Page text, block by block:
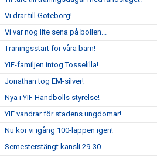
Vi drar till Göteborg!
Vi var nog lite sena på bollen...
Träningsstart för våra barn!
YIF-familjen intog Tosselilla!
Jonathan tog EM-silver!
Nya i YIF Handbolls styrelse!
YIF vandrar för stadens ungdomar!
Nu kör vi igång 100-lappen igen!
Semesterstängt kansli 29-30.